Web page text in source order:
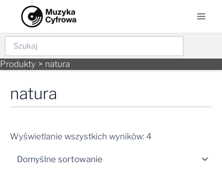
content
Szukaj
Produkty natura
natura
Wyświetlanie wszystkich wyników: 4